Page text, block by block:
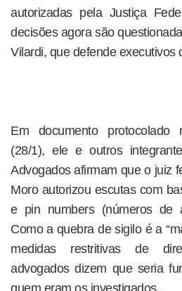
autorizadas pela Justiça
decisões agora são
Vilardi, que defende executivos
Em documento protocolado
(28/1), ele e outros
Advogados afirmam que o juiz
Moro autorizou escutas com
e pin numbers (números de
Como a quebra de sigilo é a
medidas restritivas de
advogados dizem que seria
quem eram os investigados.